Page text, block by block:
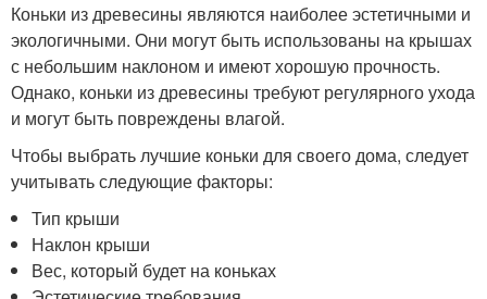
Коньки из древесины являются наиболее эстетичными и
экологичными. Они могут быть использованы на крышах
с небольшим наклоном и имеют хорошую прочность.
Однако, коньки из древесины требуют регулярного ухода
и могут быть повреждены влагой.
Чтобы выбрать лучшие коньки для своего дома, следует
учитывать следующие факторы:
Тип крыши
Наклон крыши
Вес, который будет на коньках